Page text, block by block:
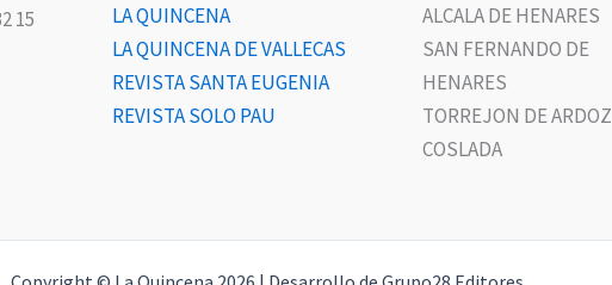
15
LA QUINCENA
LA QUINCENA DE VALLECAS
REVISTA SANTA EUGENIA
REVISTA SOLO PAU
ALCALA DE HENARES
SAN FERNANDO DE
HENARES
TORREJON DE ARDOZ
COSLADA